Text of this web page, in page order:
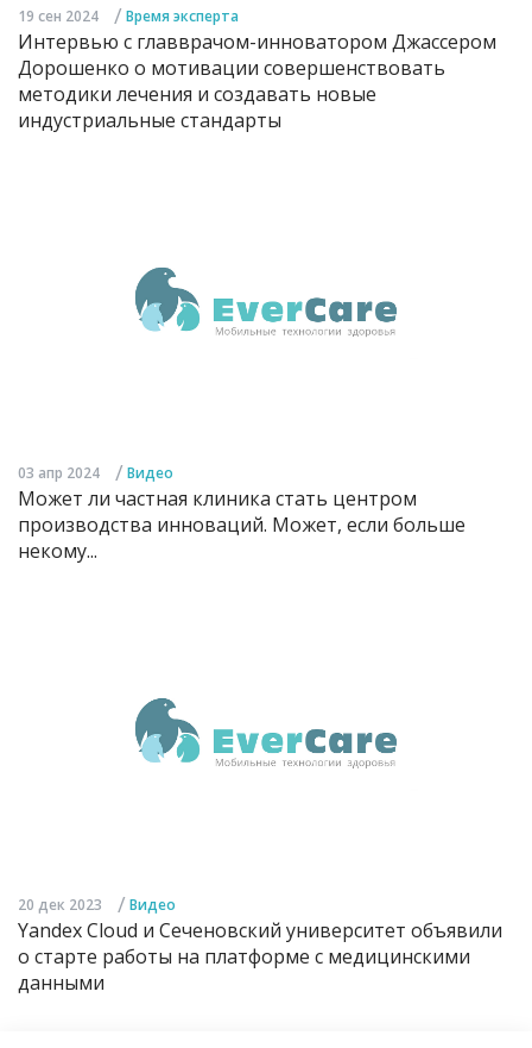
19 сен 2024 / Время эксперта
Интервью с главврачом-инноватором Джассером
Дорошенко о мотивации совершенствовать
методики лечения и создавать новые
индустриальные стандарты
03 апр 2024 / Видео
Может ли частная клиника стать центром
производства инноваций. Может, если больше
некому...
20 дек 2023 / Видео
Yandex Cloud и Сеченовский университет объявили
о старте работы на платформе с медицинскими
данными